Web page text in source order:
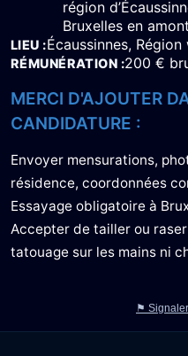
région
Bruxelles en
LIEU Écaussinnes, Région
RÉMUNÉRATION 200 €
MERCI D'AJOUTER
CANDIDATURE :
Envoyer mensurations,
résidence, coordonnées
Essayage obligatoire à
Accepter de tailler ou
tatouage sur les mains ni
⚑